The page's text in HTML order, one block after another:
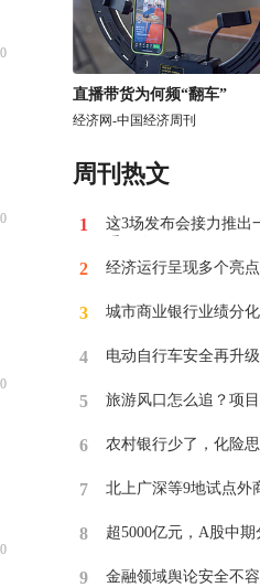
0
0
0
0
​直播带货为何频“翻车”
经济网-中国经济周刊
周刊热文
1
这3场发布会接力推出
2 经济运行呈现多个亮点
3 城市商业银行业绩分
4 电动自行车安全再升级
5 旅游风口怎么追？项
6 农村银行少了，化险
7 北上广深等9地试点外
8 超5000亿元，A股中
9 金融领域舆论安全不